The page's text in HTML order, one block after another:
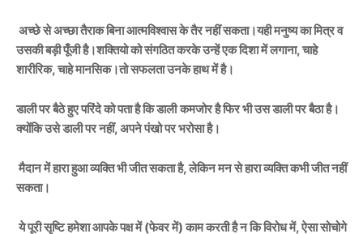
अच्छे से अच्छा तैराक बिना आत्मविश्वास के तैर नहीं सकता।यही मनुष्य का मित्र व
उसकी बड़ी पूँजी है।शक्तियो को संगठित करके उन्हें एक दिशा में लगाना, चाहे
शारीरिक, चाहे मानसिक।तो सफलता उनके हाथ में है।
डाली पर बैठे हुए परिंदे को पता है कि डाली कमजोर है फिर भी उस डाली पर बैठा है।
क्योंकि उसे डाली पर नहीं, अपने पंखो पर भरोसा है।
मैदान में हारा हुआ व्यक्ति भी जीत सकता है, लेकिन मन से हारा व्यक्ति कभी जीत नहीं
सकता।
ये पूरी सृष्टि हमेशा आपके पक्ष में (फेवर में) काम करती है न कि विरोध में, ऐसा सोचोगे